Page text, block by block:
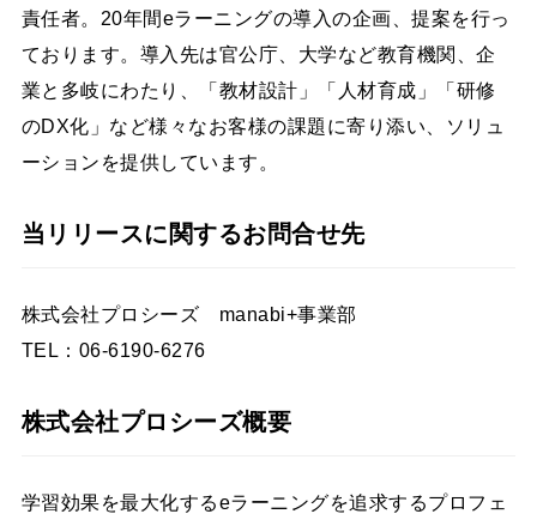
責任者。20年間eラーニングの導入の企画、提案を行っ
ております。導入先は官公庁、大学など教育機関、企
業と多岐にわたり、「教材設計」「人材育成」「研修
のDX化」など様々なお客様の課題に寄り添い、ソリュ
ーションを提供しています。
当リリースに関するお問合せ先
株式会社プロシーズ manabi+事業部
TEL：06-6190-6276
株式会社プロシーズ概要
学習効果を最大化するeラーニングを追求するプロフェ